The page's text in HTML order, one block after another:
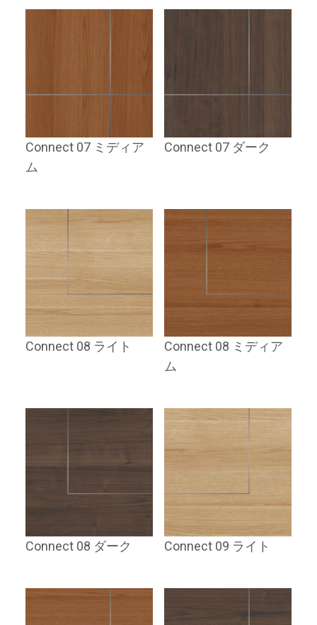
Connect 07 ミディア
ム
Connect 07 ダーク
Connect 08 ライト
Connect 08 ミディア
ム
Connect 08 ダーク Connect 09 ライト